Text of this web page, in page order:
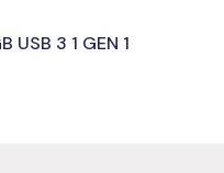
USB 3 1 GEN 1